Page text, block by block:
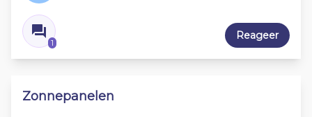
1
Reageer
Zonnepanelen